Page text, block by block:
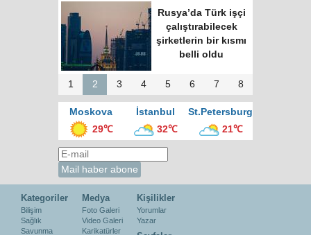
Rusya’da Türk işçi
çalıştırabilecek
şirketlerin bir kısmı
belli oldu
1 2 3 4 5 6 7 8
Moskova İstanbul
St.Petersburg
29℃
32℃ 21℃
Kategoriler
Bilişim
Sağlık
Savunma
Medya
Foto Galeri
Video Galeri
Karikatürler
Kişilikler
Yorumlar
Yazar